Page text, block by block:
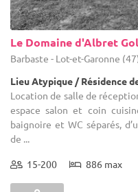
Le Domaine d'Albret
Barbaste - Lot-et-Garonne
Lieu Atypique / Résidence
Location de salle de
espace salon et coin
baignoire et WC séparés,
de ...
15-200 886 max